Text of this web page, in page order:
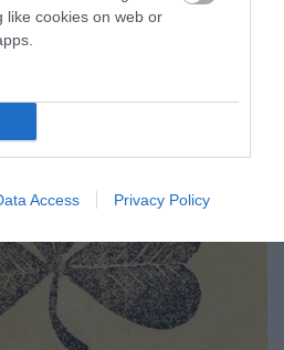
like cookies on web or
Access Privacy Policy